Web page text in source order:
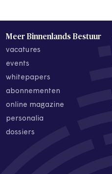
Meer Binnenlands Bestuur
vacatures
events
whitepapers
abonnementen
online magazine
personalia
dossiers